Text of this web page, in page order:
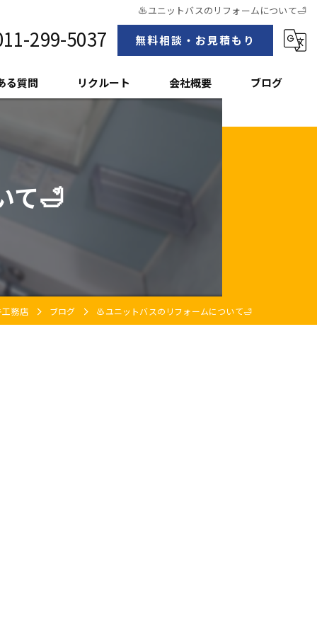
♨ユニットバスのリフォームについて🛁
299-5037 無料相談・お見積もり
る質問 リクルート 会社概要
スタッフ紹介
ブログ
て🛁
務店 ブログ ♨ユニットバスのリフォームについて🛁